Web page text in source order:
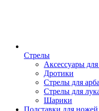
Стрелы
Аксессуары для
Дротики
Стрелы для
Стрелы для
Шарики